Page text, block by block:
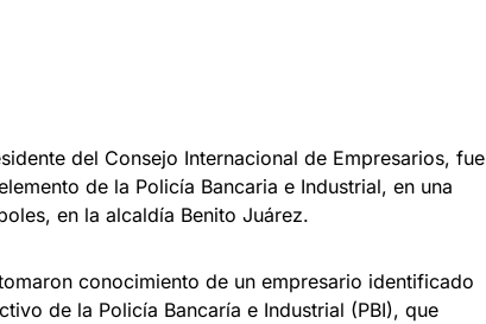
del Consejo Internacional de Empresarios, fue
de la Policía Bancaria e Industrial, en una
en la alcaldía Benito Juárez.
conocimiento de un empresario identificado
de la Policía Bancaría e Industrial (PBI), que